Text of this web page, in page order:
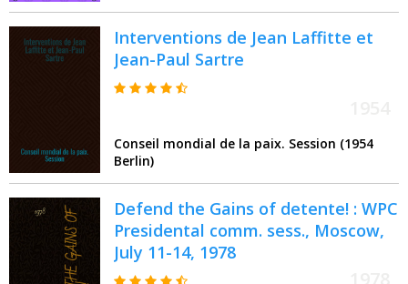
Interventions de Jean Laffitte et
Jean-Paul Sartre
Conseil mondial de la paix. Session (1954
Berlin)
Defend the Gains of detente! : WPC
Presidental comm. sess., Moscow,
July 11-14, 1978